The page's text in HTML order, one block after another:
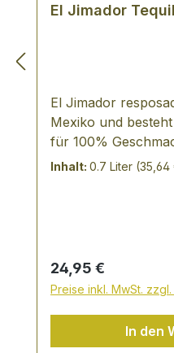
El Jimador
El Jimador
Mexiko und
für 100%
1-Tequila aus
destilliert, in
hundert Prozent
So fein und rein,
weder Salz noch
Inhalt: 0.7 Liter (35,64
Regulärer Preis:
24,95 €
Preise inkl. MwSt.
In den